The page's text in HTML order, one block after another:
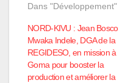
Dans "Développement"
NORD-KIVU : Jean Bosco
Mwaka Indele, DGA de la
REGIDESO, en mission à
Goma pour booster la
production et améliorer la